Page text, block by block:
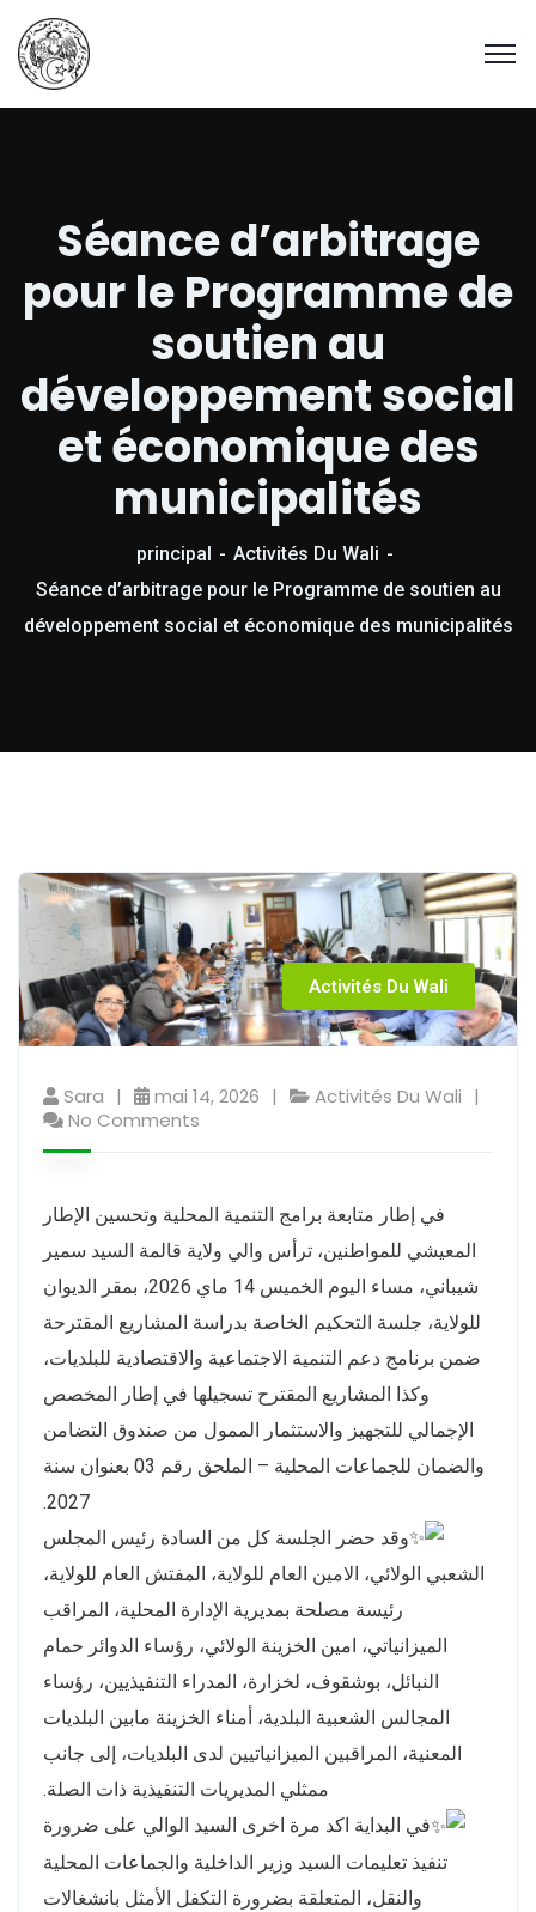
Séance d’arbitrage
pour le Programme de
soutien au
développement social
et économique des
municipalités
principal
Activités Du Wali
Séance d’arbitrage pour le Programme de soutien au
développement social et économique des municipalités
Activités Du Wali
Sara mai 14, 2026
Activités Du Wali
No Comments
في إطار متابعة برامج التنمية المحلية وتحسين الإطار
المعيشي للمواطنين، ترأس والي ولاية قالمة السيد سمير
شيباني
، مساء اليوم الخميس 14 ماي 2026، بمقر الديوان
للولاية، جلسة التحكيم الخاصة بدراسة المشاريع المقترحة
ضمن برنامج دعم التنمية الاجتماعية والاقتصادية للبلديات،
وكذا المشاريع المقترح تسجيلها في إطار المخصص
الإجمالي للتجهيز والاستثمار الممول من صندوق التضامن
والضمان للجماعات المحلية – الملحق رقم 03 بعنوان سنة
2027.
وقد حضر الجلسة كل من السادة رئيس المجلس
الشعبي الولائي، الامين العام للولاية، المفتش العام للولاية،
رئيسة مصلحة بمديرية الإدارة المحلية، المراقب
الميزانياتي، امين الخزينة الولائي، رؤساء الدوائر حمام
النبائل، بوشقوف، لخزارة، المدراء التنفيذيين، رؤساء
المجالس الشعبية البلدية، أمناء الخزينة مابين البلديات
المعنية، المراقبين الميزانياتيين لدى البلديات، إلى جانب
ممثلي المديريات التنفيذية ذات الصلة.
في البداية اكد مرة اخرى السيد الوالي على ضرورة
تنفيذ تعليمات السيد وزير الداخلية والجماعات المحلية
والنقل، المتعلقة بضرورة التكفل الأمثل بانشغالات